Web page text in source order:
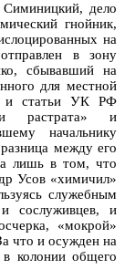
дело
гнойник,
на
в зону
сбывавший на
для местной
и статьи УК РФ
растрата» и
начальнику
между его
лишь в том, что
Усов «химичил»
служебным
сослуживцев, и
«мокрой»
что и осужден на
колонии общего